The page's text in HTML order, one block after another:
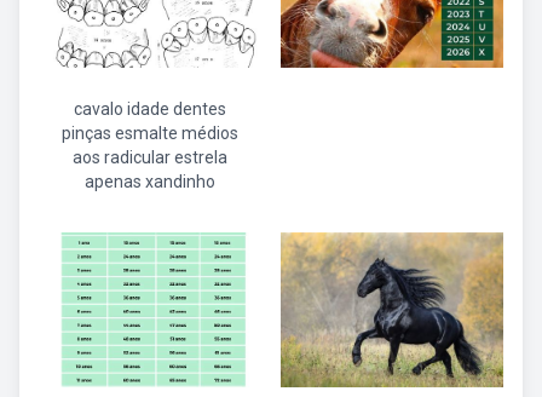
cavalo idade dentes
pinças esmalte médios
aos radicular estrela
apenas xandinho